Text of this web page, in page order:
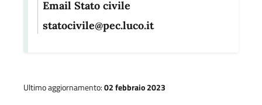
Email Stato civile
statocivile@pec.luco.it
Ultimo aggiornamento:02 febbraio 2023